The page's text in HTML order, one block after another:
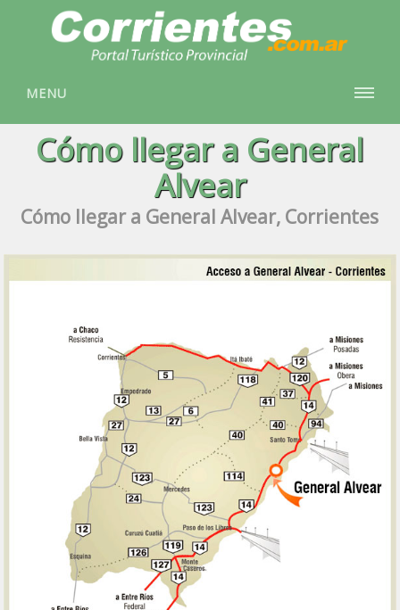
MENU
Cómo llegar a General
Alvear
Cómo llegar a General Alvear, Corrientes